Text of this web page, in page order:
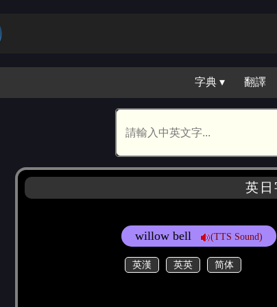
字典 ▾ 翻譯
英
willow bell (TTS Sound)
英漢 英英 简体